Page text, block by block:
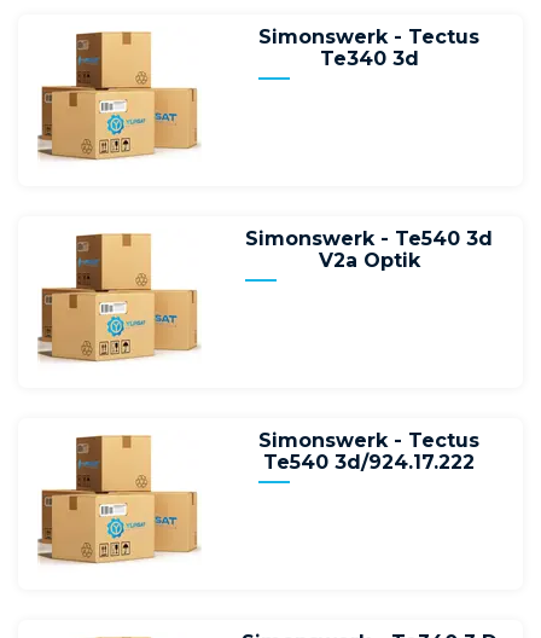
Simonswerk - Tectus
Te340 3d
Simonswerk - Te540 3d
V2a Optik
Simonswerk - Tectus
Te540 3d/924.17.222